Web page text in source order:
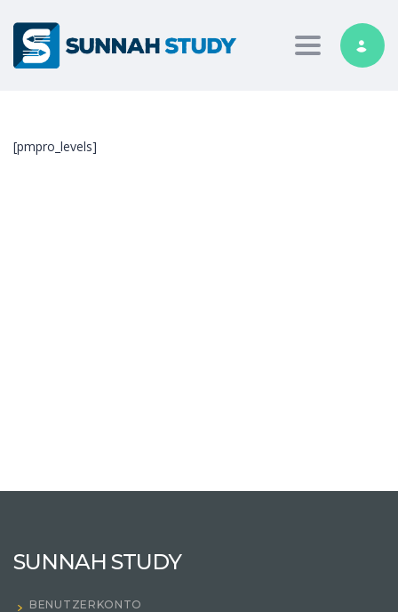
Toggle
[pmpro_levels]
SUNNAH STUDY
BENUTZERKONTO